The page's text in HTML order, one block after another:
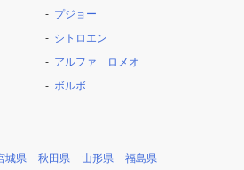
プジョー
シトロエン
アルファ ロメオ
ボルボ
城県 秋田県 山形県 福島県